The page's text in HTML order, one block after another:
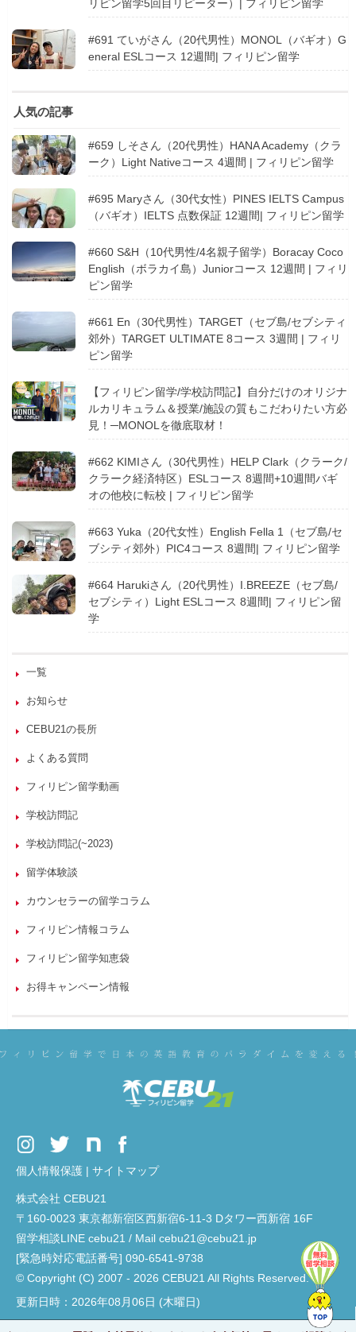
リピン留学5回目リピーター）| フィリピン留学
#691 ていがさん（20代男性）MONOL（バギオ）G
eneral ESLコース 12週間| フィリピン留学
人気の記事
#659 しそさん（20代男性）HANA Academy（クラ
ーク）Light Nativeコース 4週間 | フィリピン留学
#695 Maryさん（30代女性）PINES IELTS Campus
（バギオ）IELTS 点数保証 12週間| フィリピン留学
#660 S&H（10代男性/4名親子留学）Boracay Coco
English（ボラカイ島）Juniorコース 12週間 | フィリ
ピン留学
#661 En（30代男性）TARGET（セブ島/セブシティ
郊外）TARGET ULTIMATE 8コース 3週間 | フィリ
ピン留学
【フィリピン留学/学校訪問記】自分だけのオリジナ
ルカリキュラム＆授業/施設の質もこだわりたい方必
見！─MONOLを徹底取材！
#662 KIMIさん（30代男性）HELP Clark（クラーク/
クラーク経済特区）ESLコース 8週間+10週間バギ
オの他校に転校 | フィリピン留学
#663 Yuka（20代女性）English Fella 1（セブ島/セ
ブシティ郊外）PIC4コース 8週間| フィリピン留学
#664 Harukiさん（20代男性）I.BREEZE（セブ島/
セブシティ）Light ESLコース 8週間| フィリピン留
学
一覧
お知らせ
CEBU21の長所
よくある質問
フィリピン留学動画
学校訪問記
学校訪問記(~2023)
留学体験談
カウンセラーの留学コラム
フィリピン情報コラム
フィリピン留学知恵袋
お得キャンペーン情報
個人情報保護 | サイトマップ
株式会社 CEBU21
〒160-0023 東京都新宿区西新宿6-11-3 Dタワー西新宿 16F
留学相談LINE cebu21 / Mail cebu21@cebu21.jp
[緊急時対応電話番号] 090-6541-9738
© Copyright (C) 2007 - 2026 CEBU21 All Rights Reserved.
更新日時：2026年08月06日 (木曜日)